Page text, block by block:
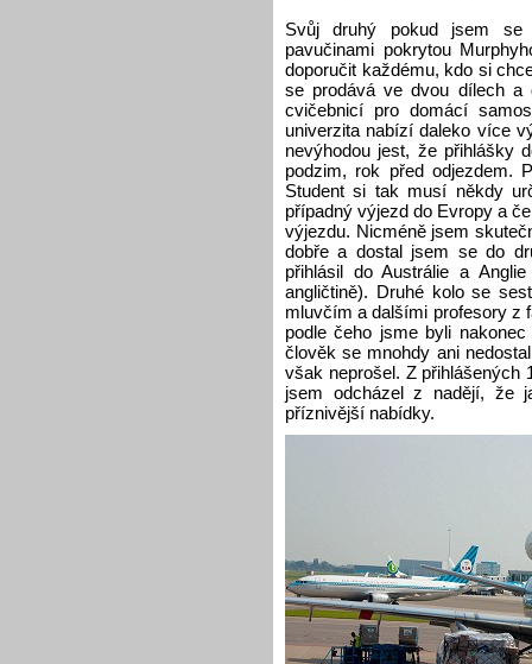
Svůj druhý pokud jsem
pavučinami pokrytou
doporučit každému, kdo si
se prodává ve dvou dílech a
cvičebnicí pro domácí
univerzita nabízí daleko více
nevýhodou jest, že přihlášky
podzim, rok před odjezdem.
Student si tak musí někdy
případný výjezd do Evropy a
výjezdu. Nicméně jsem
dobře a dostal jsem se do
přihlásil do Austrálie a
angličtině). Druhé kolo se
mluvčím a dalšími profesory z
podle čeho jsme byli
člověk se mnohdy ani
však neprošel. Z přihlášených
jsem odcházel z nadějí, že
příznivější nabídky.